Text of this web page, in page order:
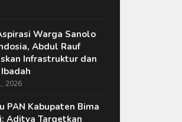
Warga Sanolo
Abdul Rauf
Infrastruktur dan
2026
PAN Kabupaten Bima
Aditya Targetkan